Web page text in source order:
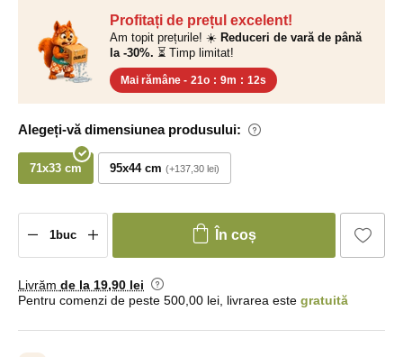
Profitați de prețul excelent!
Am topit prețurile! ☀️ Reduceri de vară de până
la -30%. ⏳ Timp limitat!
Mai rămâne - 21o : 9m : 11s
Alegeți-vă dimensiunea produsului:
71x33 cm 95x44 cm +137,30 lei
În coș
Livrăm de la 19,90 lei
Pentru comenzi de peste 500,00 lei, livrarea este gratuită